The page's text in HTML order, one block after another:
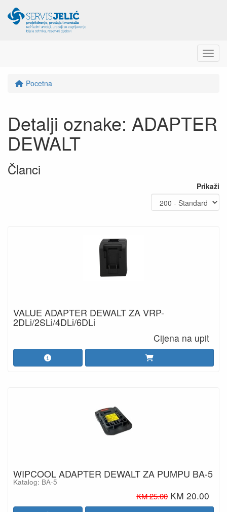
Menu
Pocetna
Detalji oznake: ADAPTER
DEWALT
Članci
Prikaži
VALUE ADAPTER DEWALT ZA VRP-
2DLi/2SLi/4DLi/6DLi
Cijena na upit
WIPCOOL ADAPTER DEWALT ZA PUMPU BA-5
Katalog: BA-5
KM 25.00 KM 20.00